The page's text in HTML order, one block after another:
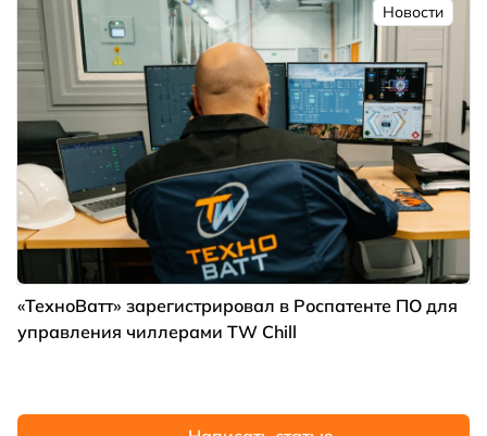
Новости
«ТехноВатт» зарегистрировал в Роспатенте ПО для
управления чиллерами TW Chill